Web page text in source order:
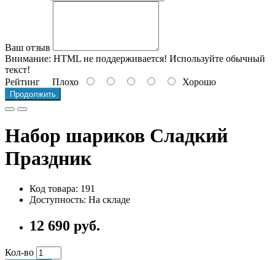
Ваш отзыв
Внимание: HTML не поддерживается! Используйте обычный
текст!
Рейтинг Плохо Хорошо
Продолжить
Набор шариков Сладкий
Праздник
Код товара: 191
Доступность: На складе
12 690 руб.
Кол-во